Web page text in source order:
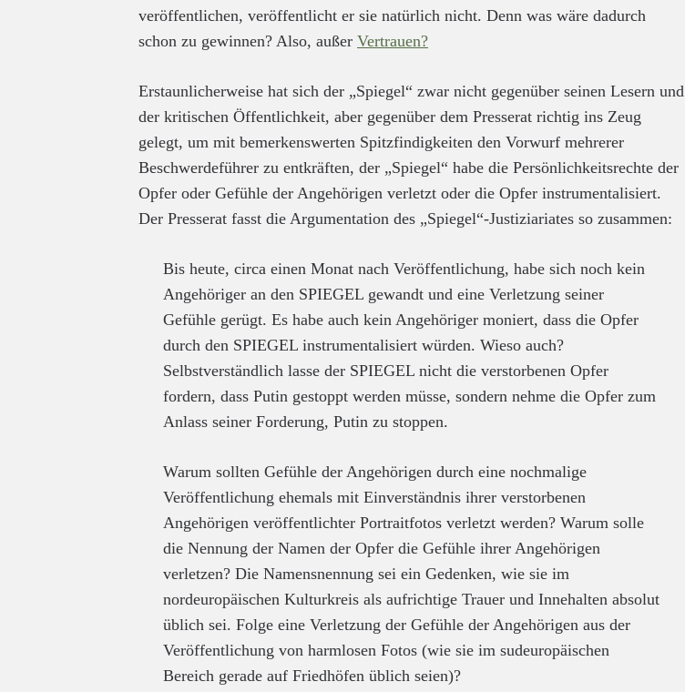
veröffentlichen, veröffentlicht er sie natürlich nicht. Denn was wäre dadurch
schon zu gewinnen? Also, außer Vertrauen?
Erstaunlicherweise hat sich der „Spiegel“ zwar nicht gegenüber seinen Lesern und
der kritischen Öffentlichkeit, aber gegenüber dem Presserat richtig ins Zeug
gelegt, um mit bemerkenswerten Spitzfindigkeiten den Vorwurf mehrerer
Beschwerdeführer zu entkräften, der „Spiegel“ habe die Persönlichkeitsrechte der
Opfer oder Gefühle der Angehörigen verletzt oder die Opfer instrumentalisiert.
Der Presserat fasst die Argumentation des „Spiegel“-Justiziariates so zusammen:
Bis heute, circa einen Monat nach Veröffentlichung, habe sich noch kein
Angehöriger an den SPIEGEL gewandt und eine Verletzung seiner
Gefühle gerügt. Es habe auch kein Angehöriger moniert, dass die Opfer
durch den SPIEGEL instrumentalisiert würden. Wieso auch?
Selbstverständlich lasse der SPIEGEL nicht die verstorbenen Opfer
fordern, dass Putin gestoppt werden müsse, sondern nehme die Opfer zum
Anlass seiner Forderung, Putin zu stoppen.
Warum sollten Gefühle der Angehörigen durch eine nochmalige
Veröffentlichung ehemals mit Einverständnis ihrer verstorbenen
Angehörigen veröffentlichter Portraitfotos verletzt werden? Warum solle
die Nennung der Namen der Opfer die Gefühle ihrer Angehörigen
verletzen? Die Namensnennung sei ein Gedenken, wie sie im
nordeuropäischen Kulturkreis als aufrichtige Trauer und Innehalten absolut
üblich sei. Folge eine Verletzung der Gefühle der Angehörigen aus der
Veröffentlichung von harmlosen Fotos (wie sie im sudeuropäischen
Bereich gerade auf Friedhöfen üblich seien)?